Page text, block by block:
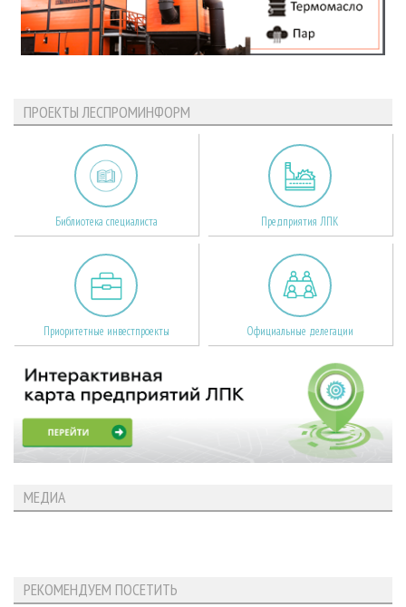
ПРОЕКТЫ ЛЕСПРОМИНФОРМ
Библиотека специалиста Предприятия ЛПК
Приоритетные инвестпроекты Официальные делегации
МЕДИА
РЕКОМЕНДУЕМ ПОСЕТИТЬ